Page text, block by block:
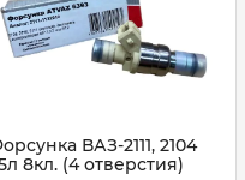
ВАЗ-2111, 2104
8кл. (4 отверстия)